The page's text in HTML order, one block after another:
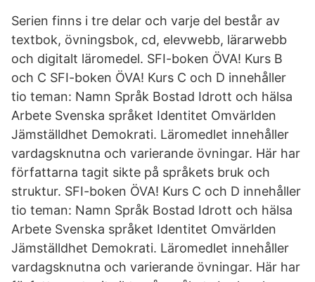
Serien finns i tre delar och varje del består av
textbok, övningsbok, cd, elevwebb, lärarwebb
och digitalt läromedel. SFI-boken ÖVA! Kurs B
och C SFI-boken ÖVA! Kurs C och D innehåller
tio teman: Namn Språk Bostad Idrott och hälsa
Arbete Svenska språket Identitet Omvärlden
Jämställdhet Demokrati. Läromedlet innehåller
vardagsknutna och varierande övningar. Här har
författarna tagit sikte på språkets bruk och
struktur. SFI-boken ÖVA! Kurs C och D innehåller
tio teman: Namn Språk Bostad Idrott och hälsa
Arbete Svenska språket Identitet Omvärlden
Jämställdhet Demokrati. Läromedlet innehåller
vardagsknutna och varierande övningar. Här har